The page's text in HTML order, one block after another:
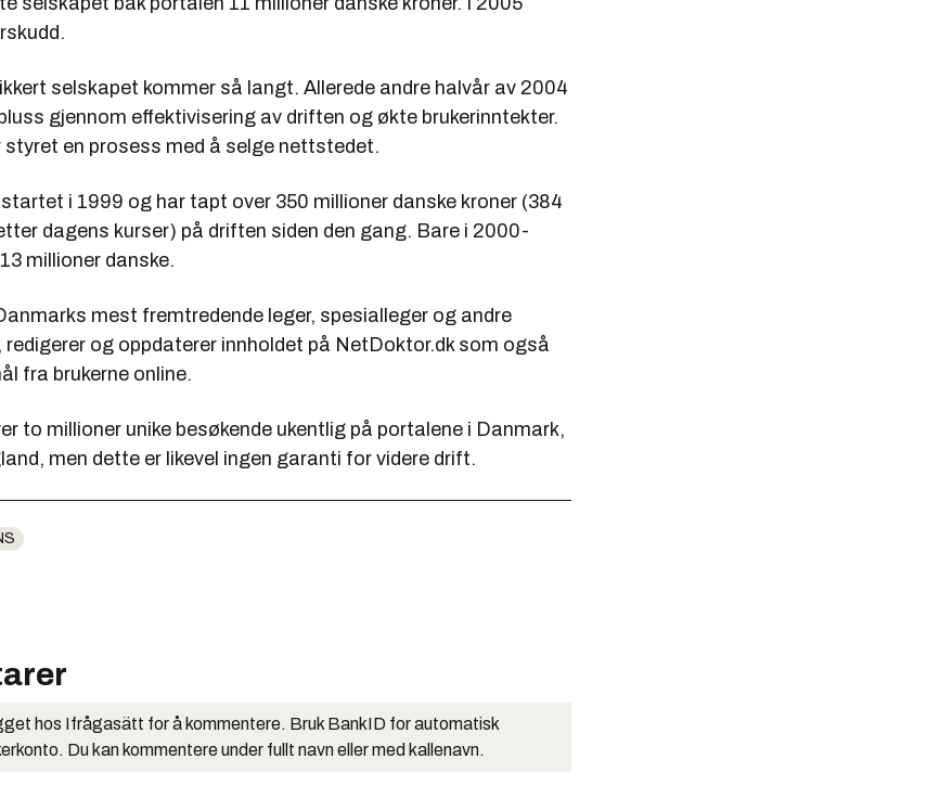
selskapet kommer så langt. Allerede andre halvår av 2004
gjennom effektivisering av driften og økte brukerinntekter.
styret en prosess med å selge nettstedet.
i 1999 og har tapt over 350 millioner danske kroner (384
dagens kurser) på driften siden den gang. Bare i 2000-
millioner danske.
mest fremtredende leger, spesialleger og andre
redigerer og oppdaterer innholdet på NetDoktor.dk som også
fra brukerne online.
to millioner unike besøkende ukentlig på portalene i Danmark,
men dette er likevel ingen garanti for videre drift.
hos Ifrågasätt for å kommentere. Bruk BankID for automatisk
Du kan kommentere under fullt navn eller med kallenavn.